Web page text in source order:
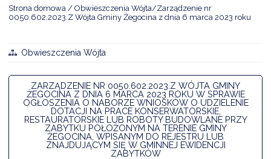
Strona domowa Obwieszczenia Wójta
Zarządzenie nr
0050.602.2023.Z Wójta Gminy Żegocina z dnia 6 marca 2023 roku
Obwieszczenia Wójta
ZARZĄDZENIE NR 0050.602.2023.Z WÓJTA GMINY
ŻEGOCINA Z DNIA 6 MARCA 2023 ROKU W SPRAWIE
OGŁOSZENIA O NABORZE WNIOSKÓW O UDZIELENIE
DOTACJI NA PRACE KONSERWATORSKIE,
RESTAURATORSKIE LUB ROBOTY BUDOWLANE PRZY
ZABYTKU POŁOŻONYM NA TERENIE GMINY
ŻEGOCINA, WPISANYM DO REJESTRU LUB
ZNAJDUJĄCYM SIĘ W GMINNEJ EWIDENCJI
ZABYTKÓW